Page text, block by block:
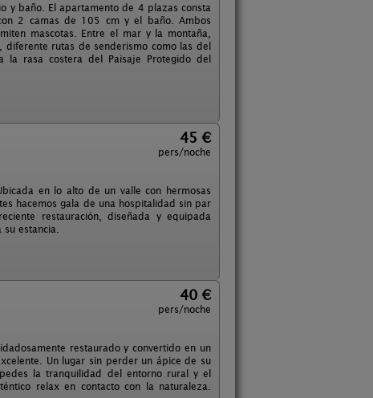
y baño. El apartamento de 4 plazas consta
2 camas de 105 cm y el baño. Ambos
mascotas. Entre el mar y la montaña,
rutas de senderismo como las del
la rasa costera del Paisaje Protegido del
45 €
pers/noche
en lo alto de un valle con hermosas
hacemos gala de una hospitalidad sin par
restauración, diseñada y equipada
estancia.
40 €
pers/noche
restaurado y convertido en un
Un lugar sin perder un ápice de su
la tranquilidad del entorno rural y el
relax en contacto con la naturaleza.